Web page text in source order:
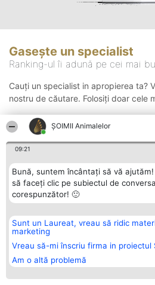
ŞOIMII Animalelor
09:21
Bună, suntem încântați să vă ajutăm!
să faceți clic pe subiectul de
corespunzător! 🙂
Sunt un Laureat, vreau să ridic
marketing
Vreau să-mi înscriu firma in proiectul
Am o altă problemă
Gasește un specialist
Ranking-ul îi adună pe cei mai
Cauți un specialist in apropierea ta?
nostru de căutare. Folosiți doar cele
Organizator Ranking
BRIGHT SOLUTIONS BR SRL
Aleea Timisul De Sus 2 Bl. A30
Sc. A Et. 4 Ap. 13 Cod 061952
București
CUI 36737675
Plebiscyt
Lista Tuturor
Laureaților
Statut